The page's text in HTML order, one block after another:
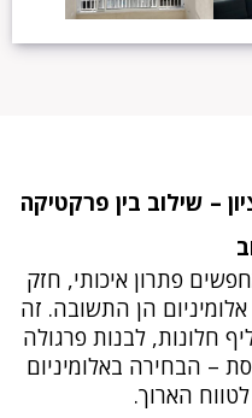
– שילוב בין פרקטיקה
פתרון איכותי, חזק
הן התשובה. זה
חלונות, לבנות פרגולה
– הבחירה באלומיניום
הארוך.